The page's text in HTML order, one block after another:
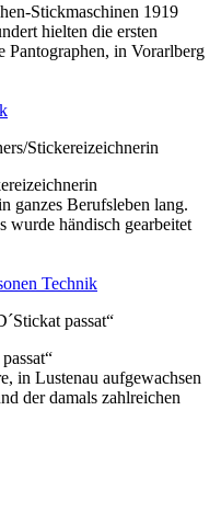
Stickmaschinen 1919
hielten die ersten
Pantographen, in Vorarlberg
ganzes Berufsleben lang.
wurde händisch gearbeitet
Technik
in Lustenau aufgewachsen
der damals zahlreichen